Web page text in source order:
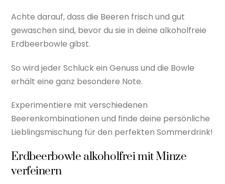
Achte darauf, dass die Beeren frisch und gut
gewaschen sind, bevor du sie in deine alkoholfreie
Erdbeerbowle gibst.
So wird jeder Schluck ein Genuss und die Bowle
erhält eine ganz besondere Note.
Experimentiere mit verschiedenen
Beerenkombinationen und finde deine persönliche
Lieblingsmischung für den perfekten Sommerdrink!
Erdbeerbowle alkoholfrei mit Minze
verfeinern